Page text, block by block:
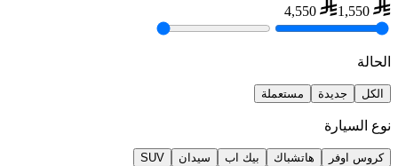
1,550
4,550
الحالة
الكل جديدة مستعملة
نوع السيارة
كروس اوفر هاتشباك بيك اب سيدان SUV